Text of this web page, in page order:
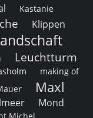
Kastanie
Klippen
Leuchtturm
making of
Maxl
Mond